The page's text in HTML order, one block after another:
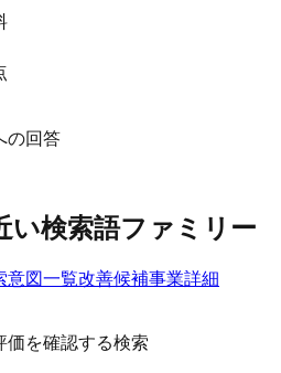
の回答
い検索語ファミリー
意図一覧改善候補事業詳細
価を確認する検索